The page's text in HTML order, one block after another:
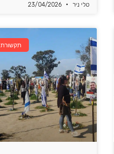
טלי ניר 23/04/2026
תקשורת